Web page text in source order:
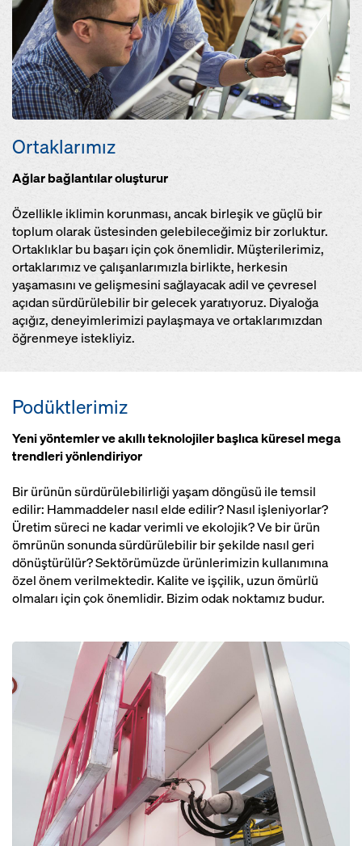
Ortaklarımız
Ağlar bağlantılar oluşturur
Özellikle iklimin korunması, ancak birleşik ve güçlü bir
toplum olarak üstesinden gelebileceğimiz bir zorluktur.
Ortaklıklar bu başarı için çok önemlidir. Müşterilerimiz,
ortaklarımız ve çalışanlarımızla birlikte, herkesin
yaşamasını ve gelişmesini sağlayacak adil ve çevresel
açıdan sürdürülebilir bir gelecek yaratıyoruz. Diyaloğa
açığız, deneyimlerimizi paylaşmaya ve ortaklarımızdan
öğrenmeye istekliyiz.
Podüktlerimiz
Yeni yöntemler ve akıllı teknolojiler başlıca küresel mega
trendleri yönlendiriyor
Bir ürünün sürdürülebilirliği yaşam döngüsü ile temsil
edilir: Hammaddeler nasıl elde edilir? Nasıl işleniyorlar?
Üretim süreci ne kadar verimli ve ekolojik? Ve bir ürün
ömrünün sonunda sürdürülebilir bir şekilde nasıl geri
dönüştürülür? Sektörümüzde ürünlerimizin kullanımına
özel önem verilmektedir. Kalite ve işçilik, uzun ömürlü
olmaları için çok önemlidir. Bizim odak noktamız budur.
Open